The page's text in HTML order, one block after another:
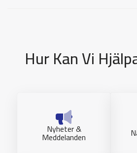
Hur Kan Vi
Nyheter &
Meddelanden